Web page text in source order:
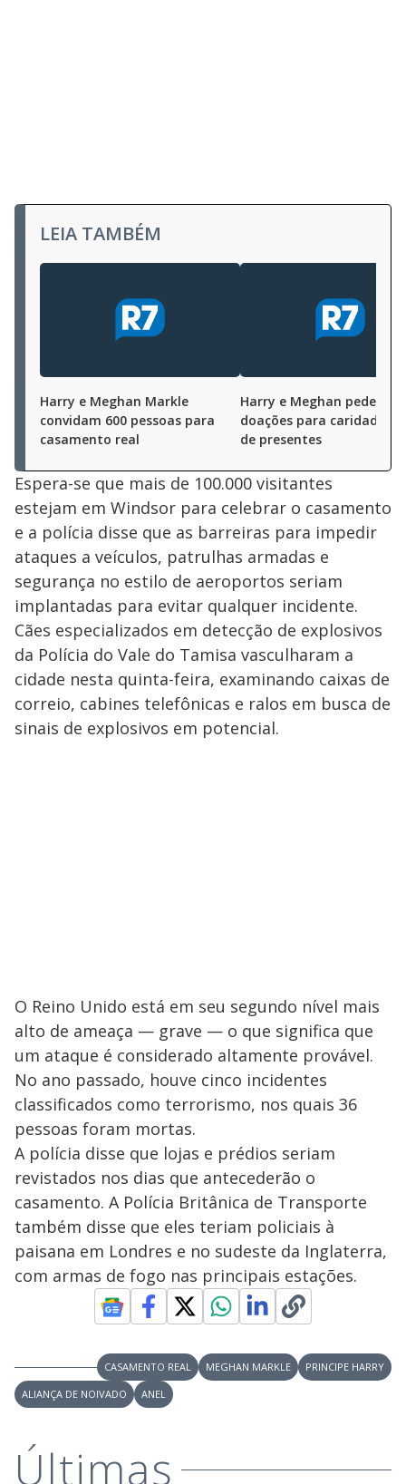
LEIA TAMBÉM
Harry e Meghan Markle
convidam 600 pessoas para
casamento real
Harry e Meghan pedem
doações para caridade
de presentes
Espera-se que mais de 100.000 visitantes
estejam em Windsor para celebrar o casamento
e a polícia disse que as barreiras para impedir
ataques a veículos, patrulhas armadas e
segurança no estilo de aeroportos seriam
implantadas para evitar qualquer incidente.
Cães especializados em detecção de explosivos
da Polícia do Vale do Tamisa vasculharam a
cidade nesta quinta-feira, examinando caixas de
correio, cabines telefônicas e ralos em busca de
sinais de explosivos em potencial.
O Reino Unido está em seu segundo nível mais
alto de ameaça — grave — o que significa que
um ataque é considerado altamente provável.
No ano passado, houve cinco incidentes
classificados como terrorismo, nos quais 36
pessoas foram mortas.
A polícia disse que lojas e prédios seriam
revistados nos dias que antecederão o
casamento. A Polícia Britânica de Transporte
também disse que eles teriam policiais à
paisana em Londres e no sudeste da Inglaterra,
com armas de fogo nas principais estações.
CASAMENTO REAL MEGHAN MARKLE
PRINCIPE HARRY
ALIANÇA DE NOIVADO
ANEL
Últimas